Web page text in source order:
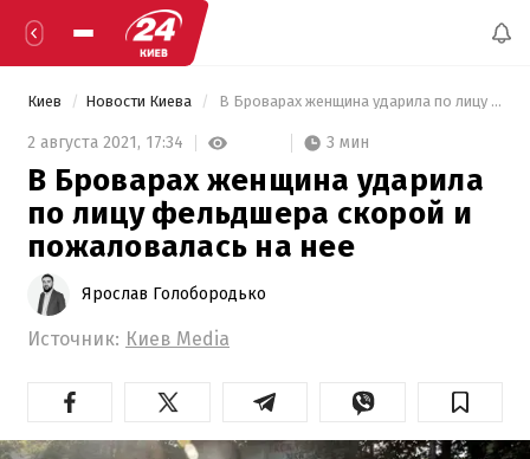
Киев Новости Киева В Броварах женщина ударила по лицу фельдшера скорой и пожаловалась на нее
2 августа 2021, 17:34 3 мин
В Броварах женщина ударила
по лицу фельдшера скорой и
пожаловалась на нее
Ярослав Голобородько
Источник: Киев Mediа